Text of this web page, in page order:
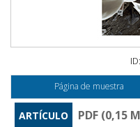
Página de muestra
ARTÍCULO
PDF (0,15